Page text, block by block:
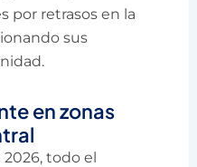
por retrasos en la
sus
en zonas
2026, todo el